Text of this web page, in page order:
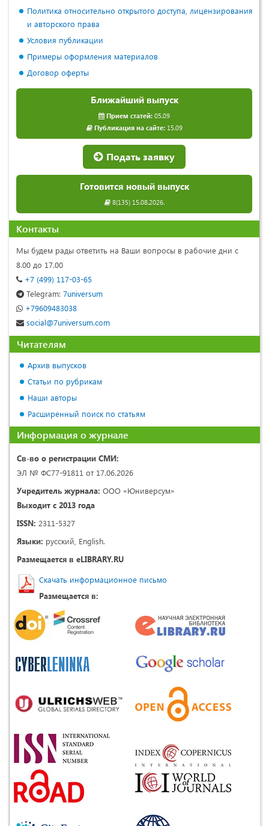
Политика относительно открытого доступа, лицензирования
и авторского права
Условия публикации
Примеры оформления материалов
Договор оферты
Ближайший выпуск
Прием статей: 05.09
Публикация на сайте:15.09
Подать заявку
Готовится новый выпуск
8(135) 15.08.2026.
Контакты
Мы будем рады ответить на Ваши вопросы в рабочие дни с
8.00 до 17.00
+7 (499) 117-03-65
Telegram: 7universum
+79609483038
social@7universum.com
Читателям
Архив выпусков
Статьи по рубрикам
Наши авторы
Расширенный поиск по статьям
Информация о журнале
Св-во о регистрации СМИ:
ЭЛ № ФС77-91811 от 17.06.2026
Учредитель журнала: ООО «Юниверсум»
Выходит с 2013 года
ISSN: 2311-5327
Языки: русский, English.
Размещается в eLIBRARY.RU
Скачать информационное письмо
Размещается в: